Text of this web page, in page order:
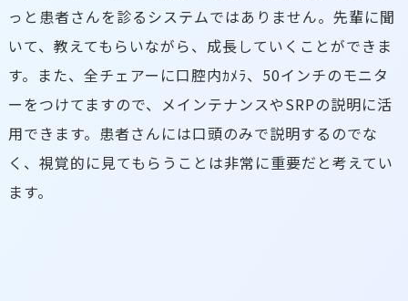
っと患者さんを診るシステムではありません。先輩に聞
いて、教えてもらいながら、成長していくことができま
す。また、全チェアーに口腔内ｶﾒﾗ、50インチのモニタ
ーをつけてますので、メインテナンスやSRPの説明に活
用できます。患者さんには口頭のみで説明するのでな
く、視覚的に見てもらうことは非常に重要だと考えてい
ます。